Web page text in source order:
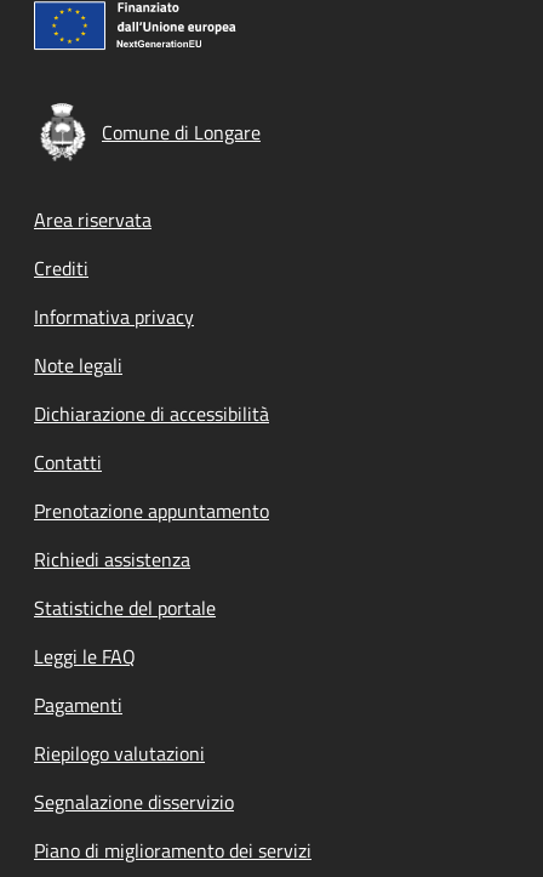
Comune di Longare
Footer menu
Area riservata
Crediti
Informativa privacy
Note legali
Dichiarazione di accessibilità
Contatti
Prenotazione appuntamento
Richiedi assistenza
Statistiche del portale
Leggi le FAQ
Pagamenti
Riepilogo valutazioni
Segnalazione disservizio
Piano di miglioramento dei servizi